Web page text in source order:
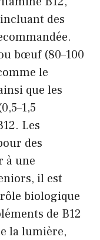
des
bœuf (80–100
le
que les
Les
des
à une
il est
biologique
de B12
la lumière,